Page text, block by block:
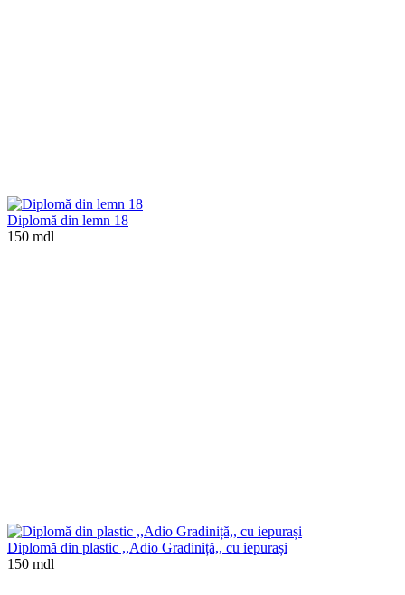
Diplomă din lemn 18
150 mdl
Diplomă din plastic ,,Adio Gradiniță,, cu iepurași
150 mdl